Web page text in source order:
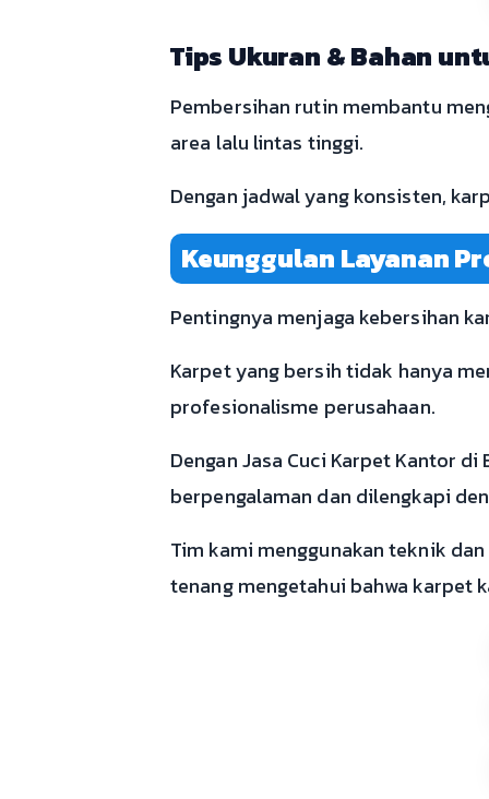
Tips Ukuran & Bahan
Pembersihan rutin membantu
area lalu lintas tinggi.
Dengan jadwal yang konsisten,
Keunggulan Layanan
Pentingnya menjaga kebersihan
Karpet yang bersih tidak hanya
profesionalisme perusahaan.
Dengan Jasa Cuci Karpet Kantor
berpengalaman dan dilengkapi
Tim kami menggunakan teknik
tenang mengetahui bahwa karpet